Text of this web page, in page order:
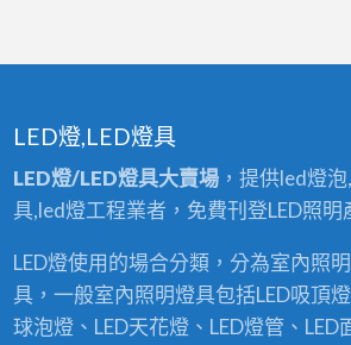
LED燈,LED燈具
LED燈/LED燈具大賣場，提供led燈
具,led燈工程業者，免費刊登LED照明
LED燈使用的場合分類，分為室內照
具，一般室內照明燈具包括LED吸頂
球泡燈、LED天花燈、LED燈管、